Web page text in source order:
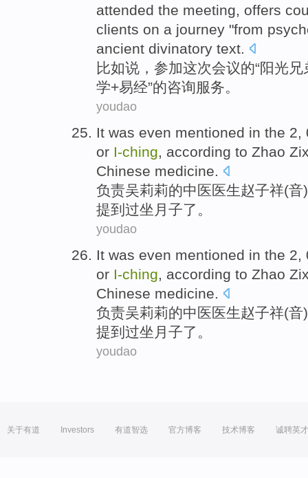
attended the meeting, offers
clients on a journey "from
ancient divinatory text.
比如说 ， 参加这次会议的“阳光兄
学+易经”的咨询服务。
youdao
It was even mentioned in the 2,
or I-ching, according to Zhao
Chinese medicine.
负责吴莉莉的中医医生赵子祥(音
提到过坐月子了。
youdao
It was even mentioned in the 2,
or I-ching, according to Zhao
Chinese medicine.
负责吴莉莉的中医医生赵子祥(音
提到过坐月子了。
youdao
关于有道 Investors 有道智选 官方博客 技术博客 诚聘英才